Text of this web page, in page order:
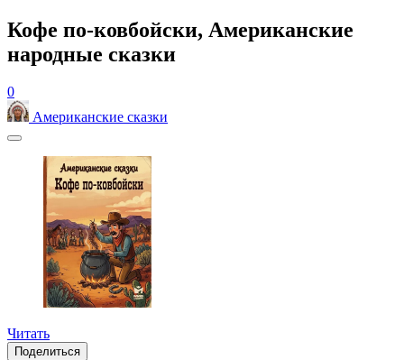
Кофе по-ковбойски, Американские
народные сказки
0
Американские сказки
Читать
Поделиться